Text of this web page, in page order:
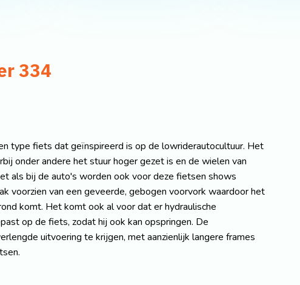
334
type fiets dat geïnspireerd is op de lowriderautocultuur. Het
onder andere het stuur hoger gezet is en de wielen van
als bij de auto's worden ook voor deze fietsen shows
voorzien van een geveerde, gebogen voorvork waardoor het
komt. Het komt ook al voor dat er hydraulische
op de fiets, zodat hij ook kan opspringen. De
uitvoering te krijgen, met aanzienlijk langere frames